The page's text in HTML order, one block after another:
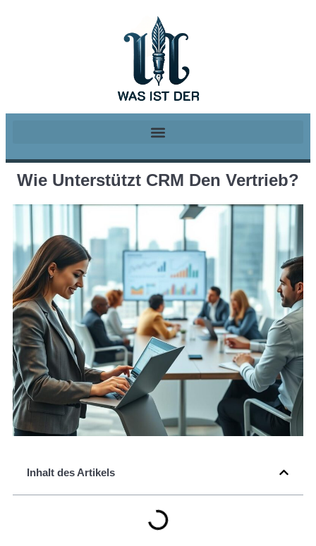
Wie Unterstützt CRM Den Vertrieb?
Inhalt des Artikels